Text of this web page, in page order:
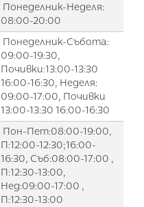
Понеделник-Неделя:
08:00-20:00
Понеделник-Събота:
09:00-19:30,
Почивки:13:00-13:30
16:00-16:30, Неделя:
09:00-17:00, Почивки
13:00-13:30 16:00-16:30
Пон-Пет:08:00-19:00,
П:12:00-12:30;16:00-
16:30, Съб:08:00-17:00 ,
П:12:30-13:00,
Нед:09:00-17:00 ,
П:12:30-13:00